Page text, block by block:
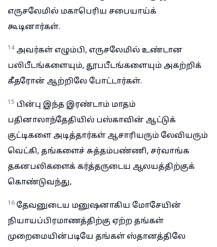
எருசலேமில் மகாபெரிய சபையாய்க்
கூடினார்கள்.
14 அவர்கள் எழும்பி, எருசலேமில் உண்டான
பலிபீடங்களையும், தூபபீடங்களையும் அகற்றிக்
கீதரோன் ஆற்றிலே போட்டார்கள்.
15 பின்பு இந்த இரண்டாம் மாதம்
பதினாலாந்தேதியில் பஸ்காவின் ஆட்டுக்
குட்டிகளை அடித்தார்கள் ஆசாரியரும் லேவியரும்
வெட்கி, தங்களைச் சுத்தம்பண்ணி, சர்வாங்க
தகனபலிகளைக் கர்த்தருடைய ஆலயத்திற்குக்
கொண்டுவந்து,
16 தேவனுடைய மனுஷனாகிய மோசேயின்
நியாயப்பிரமாணத்திற்கு ஏற்ற தங்கள்
முறைமையின்படியே தங்கள் ஸ்தானத்திலே